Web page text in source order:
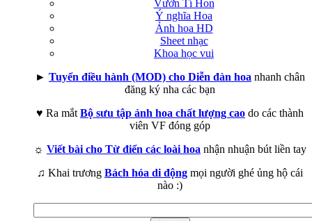
Vườn Tí Hon
Ý nghĩa Hoa
Ảnh hoa HD
Sheet nhạc
Khoa học vui
► Tuyển điều hành (MOD) cho Diễn đàn hoa nhanh chân
đăng ký nha các bạn
♥ Ra mắt Bộ sưu tập ảnh hoa chất lượng cao do các thành
viên VF đóng góp
☼ Viết bài cho Từ điển các loài hoa nhận nhuận bút liền tay
♫ Khai trương Bách hóa di động mọi người ghé ủng hộ cái
nào :)